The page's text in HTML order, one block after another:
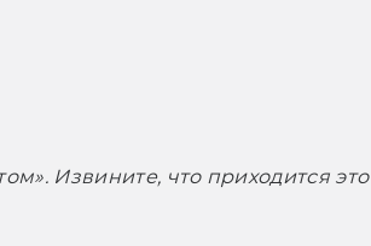
Извините, что приходится это